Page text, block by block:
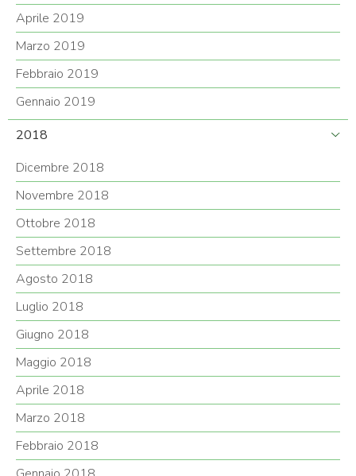
Aprile 2019
Marzo 2019
Febbraio 2019
Gennaio 2019
2018
Dicembre 2018
Novembre 2018
Ottobre 2018
Settembre 2018
Agosto 2018
Luglio 2018
Giugno 2018
Maggio 2018
Aprile 2018
Marzo 2018
Febbraio 2018